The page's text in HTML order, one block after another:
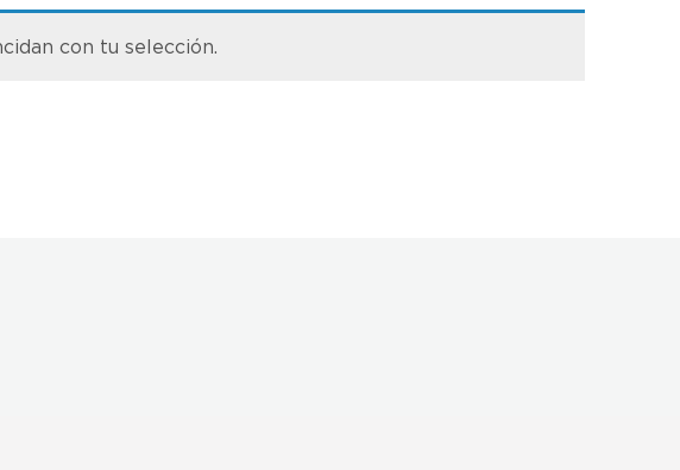
con tu selección.